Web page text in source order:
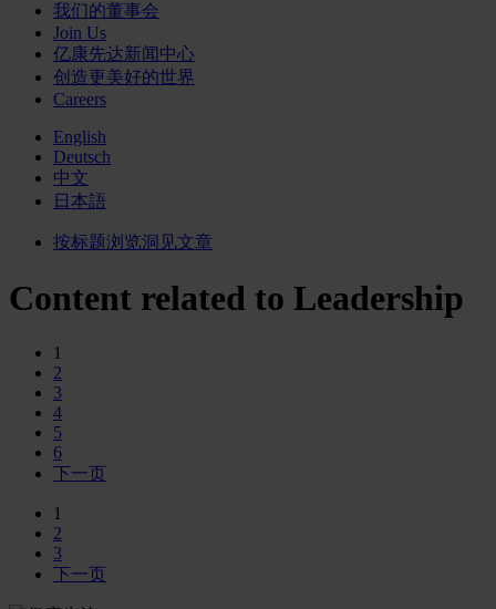
我们的董事会
Join Us
亿康先达新闻中心
创造更美好的世界
Careers
English
Deutsch
中文
日本語
按标题浏览洞见文章
Content related to Leadership
1
2
3
4
5
6
下一页
1
2
3
下一页